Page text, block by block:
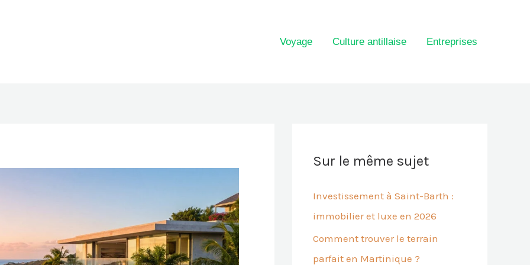
Voyage Culture antillaise Entreprises
Sur le même sujet
Investissement à Saint-Barth :
immobilier et luxe en 2026
Comment trouver le terrain
parfait en Martinique ?